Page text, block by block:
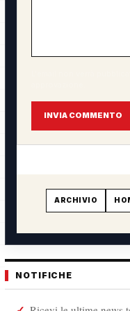
INVIA COMMENTO
ARCHIVIO
NOTIFICHE